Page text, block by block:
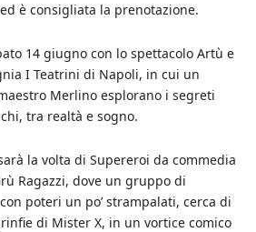
è consigliata la prenotazione.
14 giugno con lo spettacolo Artù e
I Teatrini di Napoli, in cui un
Merlino esplorano i segreti
tra realtà e sogno.
la volta di Supereroi da commedia
Ragazzi, dove un gruppo di
poteri un po’ strampalati, cerca di
di Mister X, in un vortice comico